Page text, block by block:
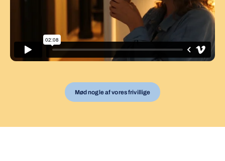
Mød nogle af vores frivillige